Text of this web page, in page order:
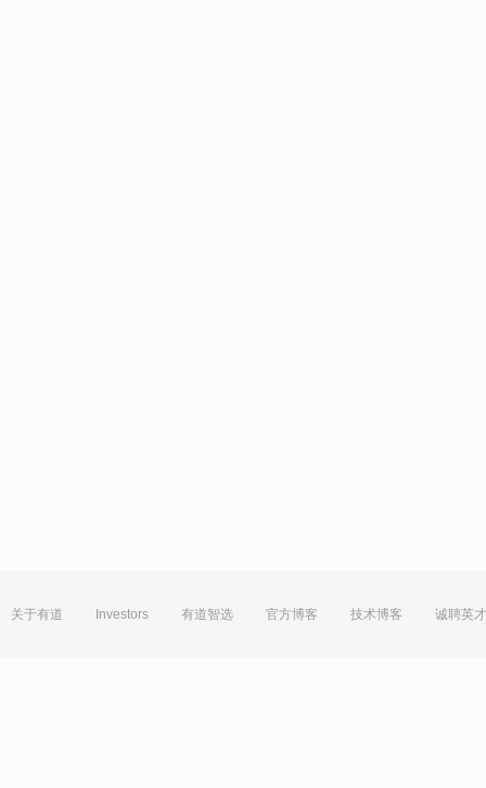
关于有道 Investors 有道智选 官方博客 技术博客 诚聘英才